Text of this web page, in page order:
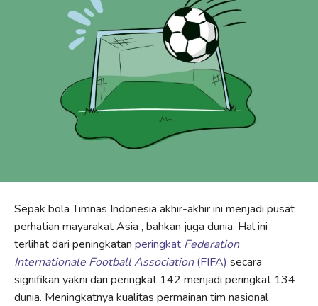
Sepak bola Timnas Indonesia akhir-akhir ini menjadi pusat
perhatian mayarakat Asia , bahkan juga dunia. Hal ini
terlihat dari peningkatan peringkat Federation
Internationale Football Association(FIFA) secara
signifikan yakni dari peringkat 142 menjadi peringkat 134
dunia. Meningkatnya kualitas permainan tim nasional